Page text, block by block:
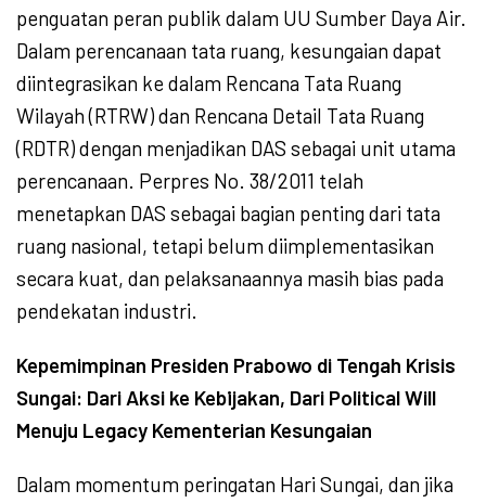
penguatan peran publik dalam UU Sumber Daya Air.
Dalam perencanaan tata ruang, kesungaian dapat
diintegrasikan ke dalam Rencana Tata Ruang
Wilayah (RTRW) dan Rencana Detail Tata Ruang
(RDTR) dengan menjadikan DAS sebagai unit utama
perencanaan. Perpres No. 38/2011 telah
menetapkan DAS sebagai bagian penting dari tata
ruang nasional, tetapi belum diimplementasikan
secara kuat, dan pelaksanaannya masih bias pada
pendekatan industri.
Kepemimpinan Presiden Prabowo di Tengah Krisis
Sungai: Dari Aksi ke Kebijakan, Dari Political Will
Menuju Legacy Kementerian Kesungaian
Dalam momentum peringatan Hari Sungai, dan jika